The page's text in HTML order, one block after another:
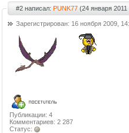
#2 написал: PUNK77 (24 января 2011
Зарегистрирован: 16 ноября 2009,
Публикации: 4
Комментариев: 2 287
Статус: